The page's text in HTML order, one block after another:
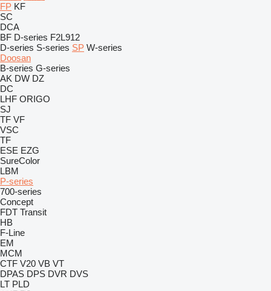
FP KF
SC
DCA
BF D-series F2L912
D-series S-series SP W-series
Doosan
B-series G-series
AK DW DZ
DC
LHF ORIGO
SJ
TF VF
VSC
TF
ESE EZG
SureColor
LBM
P-series
700-series
Concept
FDT Transit
HB
F-Line
EM
MCM
CTF V20 VB VT
DPAS DPS DVR DVS
LT PLD